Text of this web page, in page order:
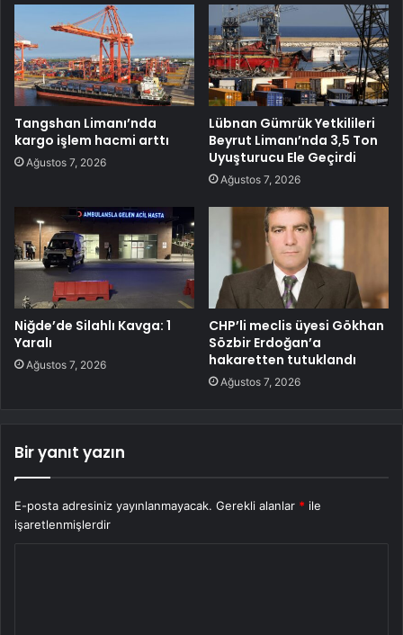
Tangshan Limanı’nda
kargo işlem hacmi arttı
Ağustos 7, 2026
Lübnan Gümrük Yetkilileri
Beyrut Limanı’nda 3,5 Ton
Uyuşturucu Ele Geçirdi
Ağustos 7, 2026
Niğde’de Silahlı Kavga: 1
Yaralı
Ağustos 7, 2026
CHP’li meclis üyesi Gökhan
Sözbir Erdoğan’a
hakaretten tutuklandı
Ağustos 7, 2026
Bir yanıt yazın
E-posta adresiniz yayınlanmayacak. Gerekli alanlar * ile
işaretlenmişlerdir